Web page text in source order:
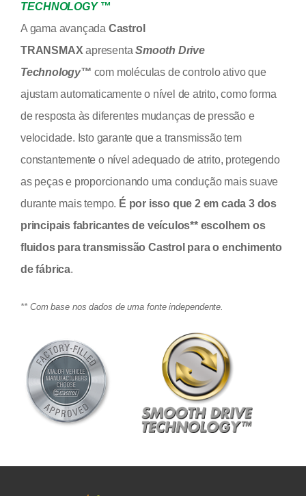
TECHNOLOGY ™
A gama avançada Castrol
TRANSMAX apresentaSmooth Drive
Technology™ com moléculas de controlo ativo que
ajustam automaticamente o nível de atrito, como forma
de resposta às diferentes mudanças de pressão e
velocidade. Isto garante que a transmissão tem
constantemente o nível adequado de atrito, protegendo
as peças e proporcionando uma condução mais suave
durante mais tempo. É por isso que2 em cada 3dos
principais fabricantes de veículos** escolhem os
fluidos para transmissão Castrol para o enchimento
de fábrica.
** Com base nos dados de uma fonte independente.